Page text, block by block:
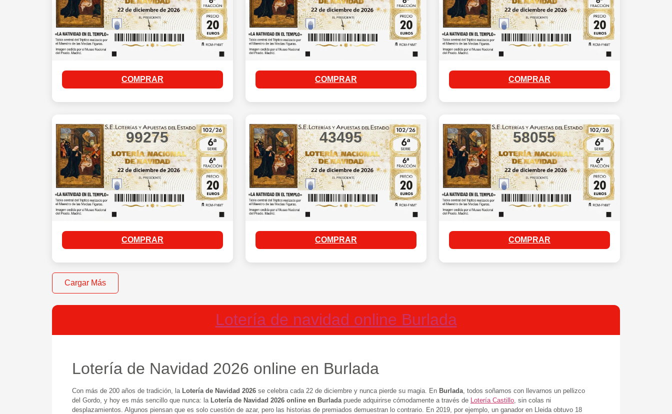
COMPRAR COMPRAR COMPRAR
99275
COMPRAR
43495
COMPRAR
58055
COMPRAR
Cargar Más
Lotería de navidad online Burlada
Lotería de Navidad 2026 online en Burlada
Con más de 200 años de tradición, la Lotería de Navidad 2026 se celebra cada 22 de diciembre y nunca pierde su magia. En Burlada , todos soñamos con llevarnos un pellizco
del Gordo, y hoy es más sencillo que nunca: la Lotería de Navidad 2026 online en Burlada puede adquirirse cómodamente a través de Lotería Castillo , sin colas ni
desplazamientos. Algunos piensan que es solo cuestión de azar, pero las historias de premiados demuestran lo contrario. En 2019, por ejemplo, un ganador en Lleida obtuvo 18